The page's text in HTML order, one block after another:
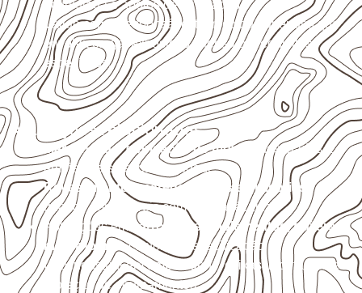
acumulada e apoios desnivelados.
Valide com o responsável técnico qualquer uso que
envolva carga, exposição intensa ou requisitos
específicos.
Aplicações relacionadas
Marcenaria e fabricação de móveis
destinados a
ambientes sujeitos à umidade.
Revestimentos, paredes, pisos e divisórias
quando compatíveis com a ficha técnica.
Aplicações em
carrocerias, implementos, trailers e
motorhomes, conforme especificação.
Uso industrial em embalagens, caixas, montagem e
proteção de equipamentos.